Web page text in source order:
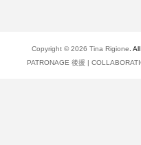
Copyright © 2026 Tina Rigione .
PATRONAGE 後援 |